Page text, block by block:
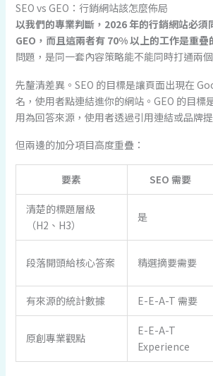
SEO vs GEO：行銷網站該怎麼佈局
以我們的專業判斷，2026 年的行銷網站必須
GEO，而且這兩者有 70% 以上的工作是重疊
問題，是同一套內容策略能不能同時打通兩個
先釐清差異。SEO 的目標是讓頁面出現在
名，使用者點連結進你的網站。GEO 的目標
用為回答來源，使用者透過引用連結或品牌
但兩邊的加分項目高度重疊：
要素 SEO 需要
清楚的標題層級
（H2、H3）
是
段落開頭給核心答案 精選摘要需要
有來源的統計數據 E-E-A-T 需要
原創專業觀點
E-E-A-T
Experience